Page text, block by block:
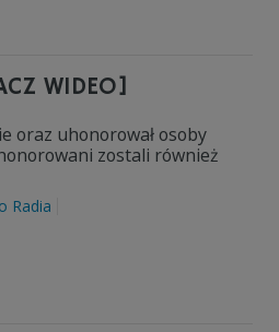
WIDEO]
oraz uhonorował osoby
zostali również
Radia